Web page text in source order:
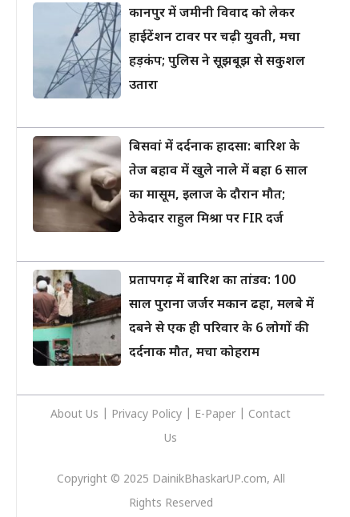
कानपुर में जमीनी विवाद को लेकर
हाईटेंशन टावर पर चढ़ी युवती, मचा
हड़कंप; पुलिस ने सूझबूझ से सकुशल
उतारा
बिसवां में दर्दनाक हादसा: बारिश के
तेज बहाव में खुले नाले में बहा 6 साल
का मासूम, इलाज के दौरान मौत;
ठेकेदार राहुल मिश्रा पर FIR दर्ज
प्रतापगढ़ में बारिश का तांडव: 100
साल पुराना जर्जर मकान ढहा, मलबे में
दबने से एक ही परिवार के 6 लोगों की
दर्दनाक मौत, मचा कोहराम
About Us Privacy Policy E-Paper
Contact
Us
Copyright © 2025 DainikBhaskarUP.com, All
Rights Reserved